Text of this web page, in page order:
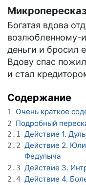
Микропересказ
Богатая вдова
возлюбленному-
деньги и бросил
Вдову спас
и стал
Содержание
1 Очень краткое
2 Подробный
2.1 Действие 1.
2.2 Действие 2.
Федулыча
2.3 Действие 3.
2.4 Действие 4.